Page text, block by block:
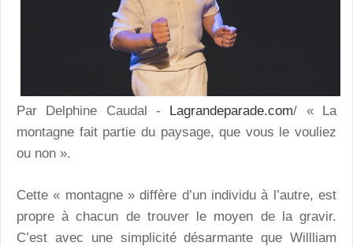
Par Delphine Caudal - Lagrandeparade.com/ « La
montagne fait partie du paysage, que vous le vouliez
ou non ».
Cette « montagne » diffère d’un individu à l’autre, est
propre à chacun de trouver le moyen de la gravir.
C’est avec une simplicité désarmante que Willliam